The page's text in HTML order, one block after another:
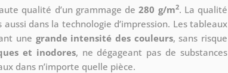
qualité d’un grammage de280 g/m2. La qualité
dans la technologie d’impression. Les tableaux
une grande intensité des couleurs, sans risque
et inodores, ne dégageant pas de substances
dans n’importe quelle pièce.